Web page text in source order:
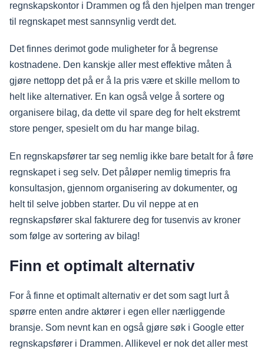
regnskapskontor i Drammen og få den hjelpen man trenger
til regnskapet mest sannsynlig verdt det.
Det finnes derimot gode muligheter for å begrense
kostnadene. Den kanskje aller mest effektive måten å
gjøre nettopp det på er å la pris være et skille mellom to
helt like alternativer. En kan også velge å sortere og
organisere bilag, da dette vil spare deg for helt ekstremt
store penger, spesielt om du har mange bilag.
En regnskapsfører tar seg nemlig ikke bare betalt for å føre
regnskapet i seg selv. Det påløper nemlig timepris fra
konsultasjon, gjennom organisering av dokumenter, og
helt til selve jobben starter. Du vil neppe at en
regnskapsfører skal fakturere deg for tusenvis av kroner
som følge av sortering av bilag!
Finn et optimalt alternativ
For å finne et optimalt alternativ er det som sagt lurt å
spørre enten andre aktører i egen eller nærliggende
bransje. Som nevnt kan en også gjøre søk i Google etter
regnskapsfører i Drammen. Allikevel er nok det aller mest